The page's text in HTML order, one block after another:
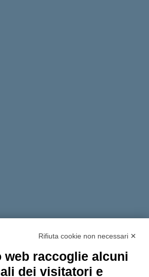
Privacy Policy
Obiettivi di accessibilità
Rifiuta cookie non necessari ✕
web raccoglie alcuni
dei visitatori e